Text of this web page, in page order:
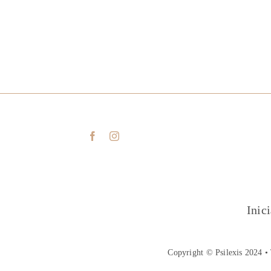
Copyright © Psilexis 2024 •